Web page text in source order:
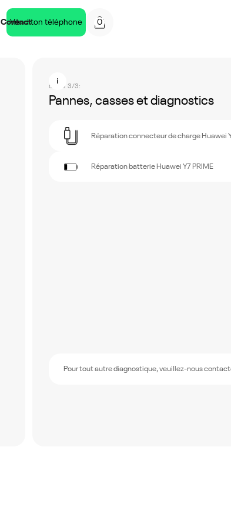
Contact
Vend ton téléphone 0
Étape 3/3:
Pannes, casses et diagnostics
Réparation connecteur de charge Huawei
Réparation batterie Huawei Y7 PRIME
Pour tout autre diagnostique, veuillez-nous